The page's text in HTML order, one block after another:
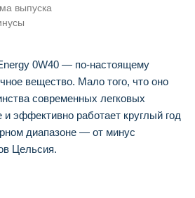
выпуска
0W40 — по-настоящему
вещество. Мало того, что оно
современных легковых
эффективно работает круглый год
диапазоне — от минус
Цельсия.